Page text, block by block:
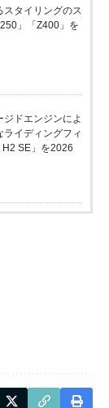
スタイリングのス
」「Z400」を
ジドエンジンによ
イディングフィ
H2 SE」を2026